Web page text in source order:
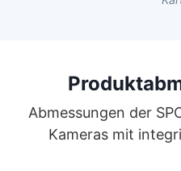
Abmessungen der
Kameras mit